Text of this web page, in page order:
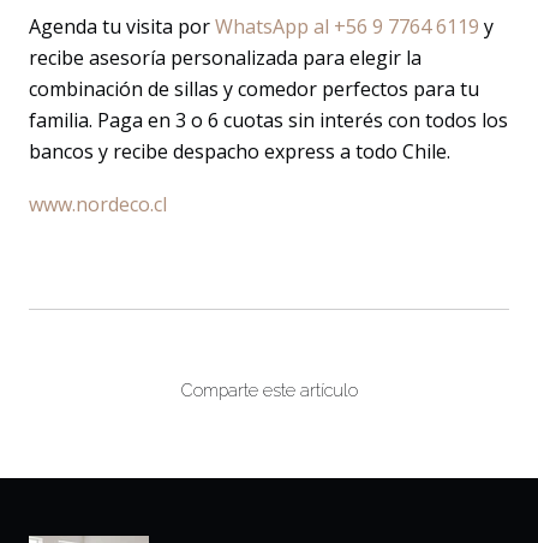
Agenda tu visita porWhatsApp al +56 9 7764 6119 y
recibe asesoría personalizada para elegir la
combinación de sillas y comedor perfectos para tu
familia. Paga en 3 o 6 cuotas sin interés con todos los
bancos y recibe despacho express a todo Chile.
www.nordeco.cl
Comparte este artículo